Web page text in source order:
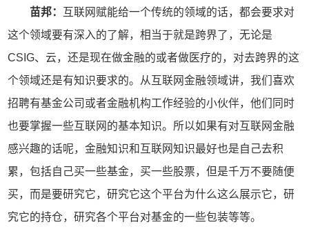
苗邦：
互联网赋能给一个传统的领域的话，都会要求对
这个领域要有深入的了解，相当于就是跨界了，无论是
CSIG、云，还是现在做金融的或者做医疗的，对去跨界的这
个领域还是有知识要求的。从互联网金融领域讲，我们喜欢
招聘有基金公司或者金融机构工作经验的小伙伴，他们同时
也要掌握一些互联网的基本知识。所以如果有对互联网金融
感兴趣的话呢，金融知识和互联网知识最好也是自己去积
累，包括自己买一些基金，买一些股票，但是千万不要随便
买，而是要研究它，研究它这个平台为什么这么展示它，研
究它的持仓，研究各个平台对基金的一些包装等等。